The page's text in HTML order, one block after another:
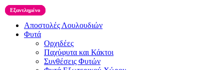
Αποστολές Λουλουδιών
Φυτά
Ορχιδέες
Παχύφυτα και Κάκτοι
Συνθέσεις Φυτών
Εξαντλημένο
Εξαντλημένο
Εξαντλημένο